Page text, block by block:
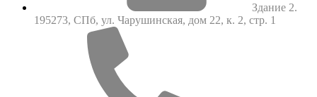
Здание 2.
195273, СПб, ул. Чарушинская, дом 22, к. 2, стр. 1